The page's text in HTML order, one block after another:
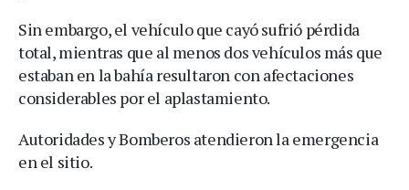
Sin embargo, el vehículo que cayó sufrió pérdida
total, mientras que al menos dos vehículos más que
estaban en la bahía resultaron con afectaciones
considerables por el aplastamiento.
Autoridades y Bomberos atendieron la emergencia
en el sitio.